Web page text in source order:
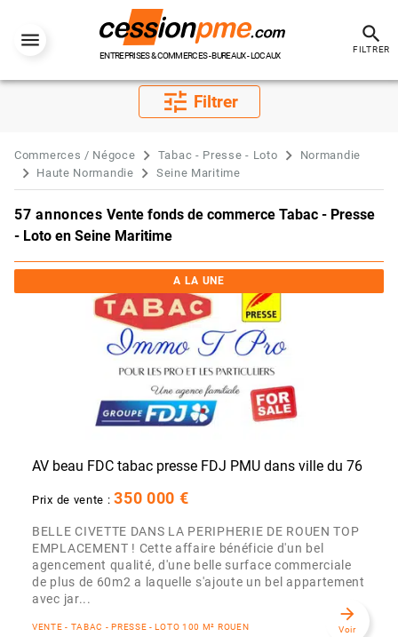
ENTREPRISES & COMMERCES - BUREAUX - LOCAUX
search
FILTRER
tune Filtrer
Commerces / Négoce Tabac - Presse - Loto
Normandie
Haute Normandie
Seine Maritime
57 annoncesVente fonds de commerce Tabac - Presse
- Loto en Seine Maritime
A LA UNE
AV beau FDC tabac presse FDJ PMU dans ville du 76
Prix de vente :350 000 €
BELLE CIVETTE DANS LA PERIPHERIE DE ROUEN TOP
EMPLACEMENT ! Cette affaire bénéficie d'un bel
agencement qualité, d'une belle surface commerciale
de plus de 60m2 a laquelle s'ajoute un bel appartement
avec jar...
VENTE - TABAC - PRESSE - LOTO 100 M² ROUEN
arrow_forward
Voir